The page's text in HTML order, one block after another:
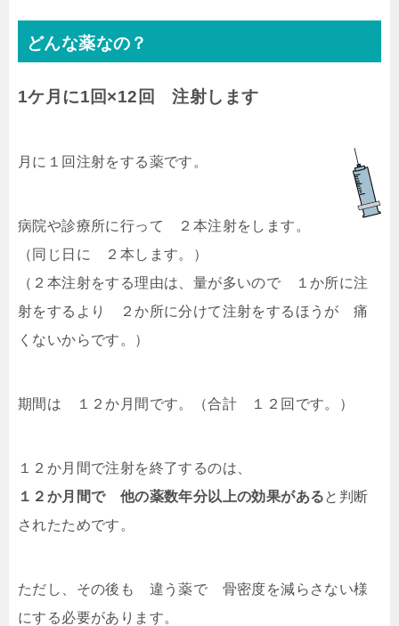
どんな薬なの？
1ケ月に1回×12回 注射します
月に１回注射をする薬です。
病院や診療所に行って ２本注射をします。
（同じ日に ２本します。）
（２本注射をする理由は、量が多いので １か所に注
射をするより ２か所に分けて注射をするほうが 痛
くないからです。）
期間は １２か月間です。（合計 １２回です。）
１２か月間で注射を終了するのは、
１２か月間で 他の薬数年分以上の効果があると判断
されたためです。
ただし、その後も 違う薬で 骨密度を減らさない様
にする必要があります。